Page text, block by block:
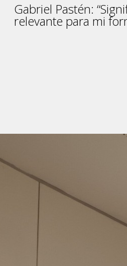
Gabriel Pastén:
relevante para mi